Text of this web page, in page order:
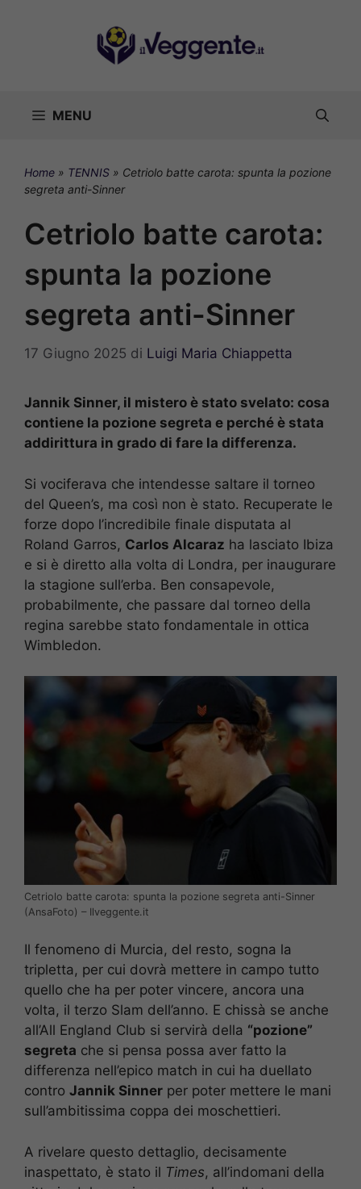
MENU
Home » TENNIS » Cetriolo batte carota: spunta la pozione
segreta anti-Sinner
Cetriolo batte carota:
spunta la pozione
segreta anti-Sinner
17 Giugno 2025 di Luigi Maria Chiappetta
Jannik Sinner, il mistero è stato svelato: cosa
contiene la pozione segreta e perché è stata
addirittura in grado di fare la differenza.
Si vociferava che intendesse saltare il torneo
del Queen’s, ma così non è stato. Recuperate le
forze dopo l’incredibile finale disputata al
Roland Garros, Carlos Alcaraz ha lasciato Ibiza
e si è diretto alla volta di Londra, per inaugurare
la stagione sull’erba. Ben consapevole,
probabilmente, che passare dal torneo della
regina sarebbe stato fondamentale in ottica
Wimbledon.
Cetriolo batte carota: spunta la pozione segreta anti-Sinner
(AnsaFoto) – Ilveggente.it
Il fenomeno di Murcia, del resto, sogna la
tripletta, per cui dovrà mettere in campo tutto
quello che ha per poter vincere, ancora una
volta, il terzo Slam dell’anno. E chissà se anche
all’All England Club si servirà della “pozione”
segreta che si pensa possa aver fatto la
differenza nell’epico match in cui ha duellato
contro Jannik Sinner per poter mettere le mani
sull’ambitissima coppa dei moschettieri.
A rivelare questo dettaglio, decisamente
inaspettato, è stato il Times, all’indomani della